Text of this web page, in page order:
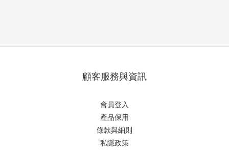
顧客服務與資訊
會員登入
產品保用
條款與細則
私隱政策